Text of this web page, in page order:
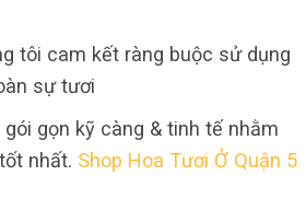
tôi cam kết ràng buộc sử dụng
sự tươi
gọn kỹ càng & tinh tế nhằm
nhất. Shop Hoa Tươi Ở Quận 5